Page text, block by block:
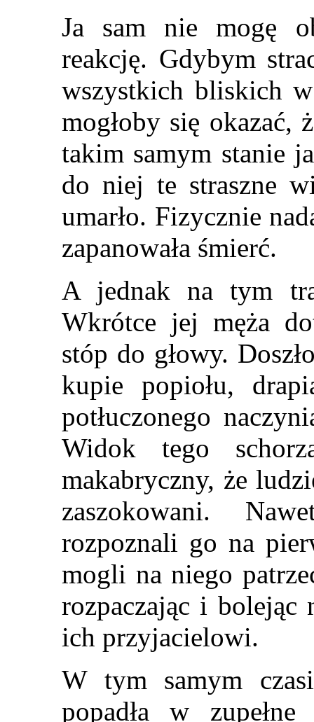
Ja sam nie mogę
reakcję. Gdybym
wszystkich bliskich
mogłoby się okazać,
takim samym stanie
do niej te straszne
umarło. Fizycznie
zapanowała śmierć.
A jednak na tym
Wkrótce jej męża
stóp do głowy.
kupie popiołu,
potłuczonego
Widok tego
makabryczny, że
zaszokowani.
rozpoznali go na
mogli na niego
rozpaczając i bolejąc
ich przyjacielowi.
W tym samym
popadła w